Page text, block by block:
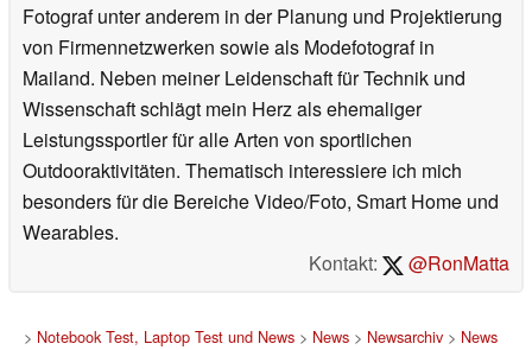
Fotograf unter anderem in der Planung und Projektierung
von Firmennetzwerken sowie als Modefotograf in
Mailand. Neben meiner Leidenschaft für Technik und
Wissenschaft schlägt mein Herz als ehemaliger
Leistungssportler für alle Arten von sportlichen
Outdooraktivitäten. Thematisch interessiere ich mich
besonders für die Bereiche Video/Foto, Smart Home und
Wearables.
Kontakt:
@RonMatta
> Notebook Test, Laptop Test und News> News> Newsarchiv> News